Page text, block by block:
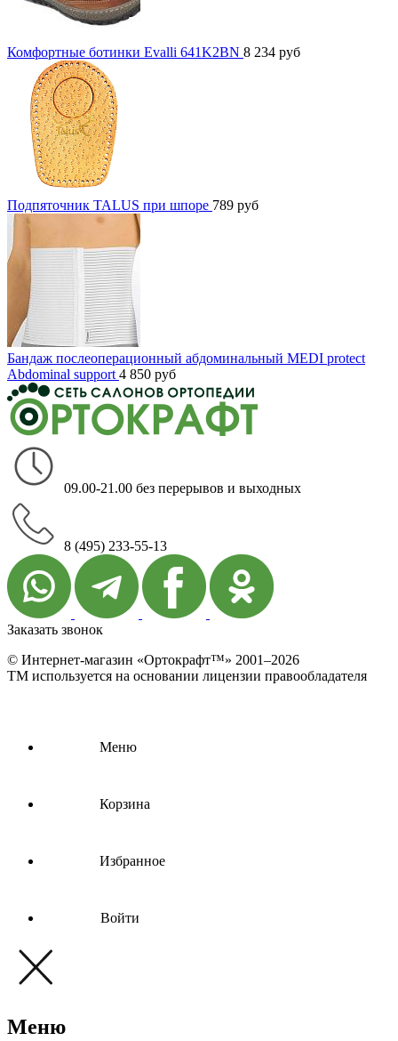
Комфортные ботинки Evalli 641K2BN 8 234 руб
Подпяточник TALUS при шпоре 789 руб
Бандаж послеоперационный абдоминальный MEDI protect
Abdominal support 4 850 руб
09.00-21.00 без перерывов и выходных
8 (495) 233-55-13
Заказать звонок
© Интернет-магазин «Ортокрафт™» 2001–2026
ТМ используется на основании лицензии правообладателя
Меню
Корзина
Избранное
Войти
Меню